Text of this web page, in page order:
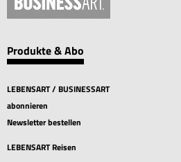
Produkte & Abo
LEBENSART / BUSINESSART
abonnieren
Newsletter bestellen
LEBENSART Reisen